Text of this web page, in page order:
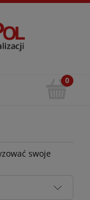
swoje